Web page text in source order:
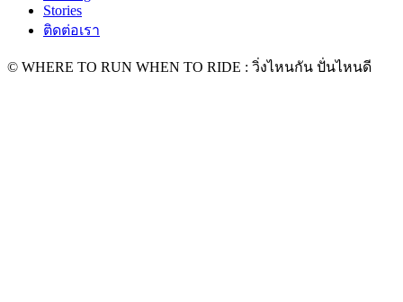
Stories
ติดต่อเรา
© WHERE TO RUN WHEN TO RIDE : วิ่งไหนกัน ปั่นไหนดี